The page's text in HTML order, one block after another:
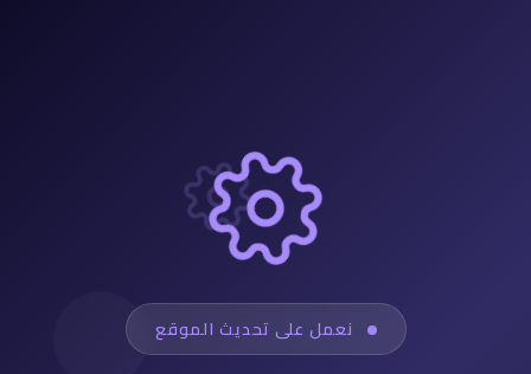
نعمل على تحديث الموقع